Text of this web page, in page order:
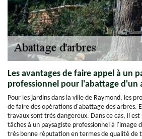
Les avantages de faire appel à un
professionnel pour l'abattage d'un
Pour les jardins dans la ville de Raymond, les
de faire des opérations d'abattage des arbres.
travaux sont très dangereux. Dans ce cas, il
tâches à un paysagiste professionnel à l'image
très bonne réputation en termes de qualité de